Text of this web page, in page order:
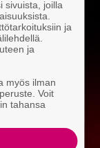
sivuista, joilla
ja
ja
myös ilman
Voit
tahansa